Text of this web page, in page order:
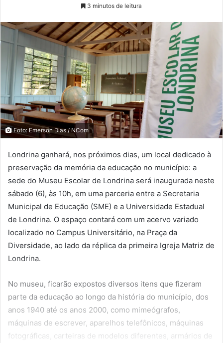
3 minutos de leitura
Foto: Emerson Dias / NCom
Londrina ganhará, nos próximos dias, um local dedicado à
preservação da memória da educação no município: a
sede do Museu Escolar de Londrina será inaugurada neste
sábado (6), às 10h, em uma parceria entre a Secretaria
Municipal de Educação (SME) e a Universidade Estadual
de Londrina. O espaço contará com um acervo variado
localizado no Campus Universitário, na Praça da
Diversidade, ao lado da réplica da primeira Igreja Matriz de
Londrina.
No museu, ficarão expostos diversos itens que fizeram
parte da educação ao longo da história do município, dos
anos 1940 até os anos 2000, como mimeógrafos,
máquinas de escrever, aparelhos telefônicos, máquinas
fotográficas, carteiras de modelos diferentes, armários de